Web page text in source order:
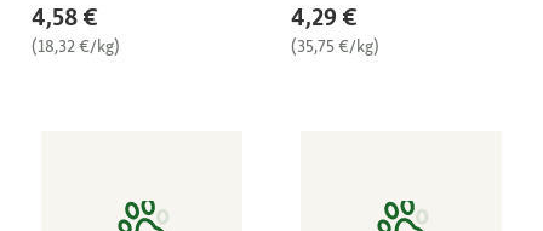
4,58 €
(18,32 €/kg)
4,29 €
(35,75 €/kg)